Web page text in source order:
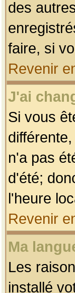
des
faire, si
Revenir
J'ai
Si vous
n'a pas
d'été;
l'heure
Revenir
Ma
Les
installé